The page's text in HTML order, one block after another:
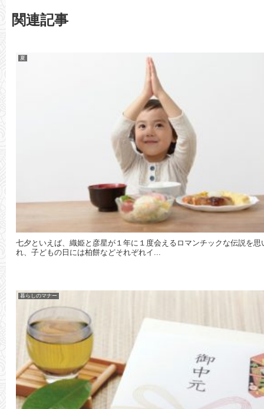
関連記事
夏
七夕といえば、織姫と彦星が１年に１度会えるロマンチックな伝説を
れ、子どもの日には柏餅などそれぞれイ...
暮らしのマナー